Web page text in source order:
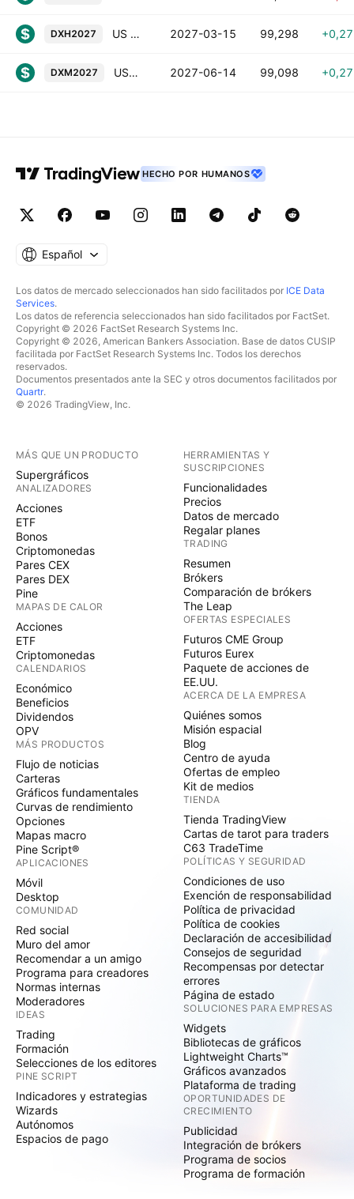
DXH2027 US Dollar Index® Futures (Mar 2027) 2027-03-15 99,298
DXM2027 US Dollar Index® Futures (Jun 2027) 2027-06-14 99,098
HECHO POR HUMANOS
Español
Los datos de mercado seleccionados han sido facilitados por ICE Data
Services.
Los datos de referencia seleccionados han sido facilitados por FactSet.
Copyright © 2026 FactSet Research Systems Inc.
Copyright © 2026, American Bankers Association. Base de datos CUSIP
facilitada por FactSet Research Systems Inc. Todos los derechos
reservados.
Documentos presentados ante la SEC y otros documentos facilitados por
Quartr.
© 2026 TradingView, Inc.
MÁS QUE UN PRODUCTO
Supergráficos
ANALIZADORES
Acciones
ETF
Bonos
Criptomonedas
Pares CEX
Pares DEX
Pine
MAPAS DE CALOR
Acciones
ETF
Criptomonedas
CALENDARIOS
Económico
Beneficios
Dividendos
OPV
MÁS PRODUCTOS
Flujo de noticias
Carteras
Gráficos fundamentales
Curvas de rendimiento
Opciones
Mapas macro
Pine Script®
APLICACIONES
Móvil
Desktop
COMUNIDAD
Red social
Muro del amor
Recomendar a un amigo
Programa para creadores
Normas internas
Moderadores
IDEAS
Trading
Formación
Selecciones de los editores
PINE SCRIPT
Indicadores y estrategias
Wizards
Autónomos
Espacios de pago
HERRAMIENTAS Y
SUSCRIPCIONES
Funcionalidades
Precios
Datos de mercado
Regalar planes
TRADING
Resumen
Brókers
Comparación de brókers
The Leap
OFERTAS ESPECIALES
Futuros CME Group
Futuros Eurex
Paquete de acciones de
EE.UU.
ACERCA DE LA EMPRESA
Quiénes somos
Misión espacial
Blog
Centro de ayuda
Ofertas de empleo
Kit de medios
TIENDA
Tienda TradingView
Cartas de tarot para traders
C63 TradeTime
POLÍTICAS Y SEGURIDAD
Condiciones de uso
Exención de responsabilidad
Política de privacidad
Política de cookies
Declaración de accesibilidad
Consejos de seguridad
Recompensas por detectar
errores
Página de estado
SOLUCIONES PARA EMPRESAS
Widgets
Bibliotecas de gráficos
Lightweight Charts™
Gráficos avanzados
Plataforma de trading
OPORTUNIDADES DE
CRECIMIENTO
Publicidad
Integración de brókers
Programa de socios
Programa de formación